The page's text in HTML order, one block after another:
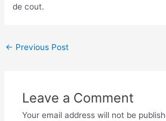
de cout.
← Previous Post
Leave a Comment
Your email address will not be